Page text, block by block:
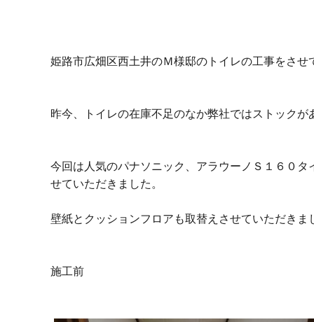
姫路市広畑区西土井のＭ様邸のトイレの工事をさせ
昨今、トイレの在庫不足のなか弊社ではストック
今回は人気のパナソニック、アラウーノＳ１６０
せていただきました。
壁紙とクッションフロアも取替えさせていただきま
施工前